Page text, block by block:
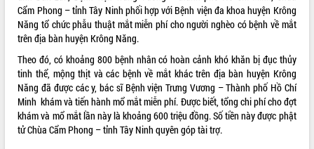
UBND CÁC XÃ, PHƯỜNG
HỆ THỐNG VĂN BẢN
VĂN BẢN HĐND TỈNH
Cẩm Phong – tỉnh Tây Ninh phối hợp với Bệnh viện đa khoa huyện Krông
Năng tổ chức phẫu thuật mắt miễn phí cho người nghèo có bệnh về mắt
trên địa bàn huyện Krông Năng.
Theo đó, có khoảng 800 bệnh nhân có hoàn cảnh khó khăn bị đục thủy
tinh thể, mộng thịt và các bệnh về mắt khác trên địa bàn huyện Krông
Năng đã được các y, bác sĩ Bệnh viện Trưng Vương – Thành phố Hồ Chí
Minh khám và tiến hành mổ mắt miễn phí. Được biết, tổng chi phí cho đợt
khám và mổ mắt lần này là khoảng 600 triệu đồng. Số tiền này được phật
tử Chùa Cẩm Phong – tỉnh Tây Ninh quyên góp tài trợ.